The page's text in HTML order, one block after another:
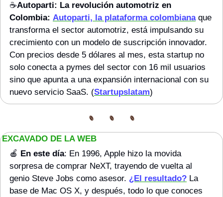
☕️Autoparti: La revolución automotriz en
Colombia: Autoparti, la plataforma colombiana que
transforma el sector automotriz, está impulsando su
crecimiento con un modelo de suscripción innovador.
Con precios desde 5 dólares al mes, esta startup no
solo conecta a pymes del sector con 16 mil usuarios
sino que apunta a una expansión internacional con su
nuevo servicio SaaS. (Startupslatam)
EXCAVADO DE LA WEB
🍎 En este día: En 1996, Apple hizo la movida
sorpresa de comprar NeXT, trayendo de vuelta al
genio Steve Jobs como asesor. ¿El resultado? La
base de Mac OS X, y después, todo lo que conoces